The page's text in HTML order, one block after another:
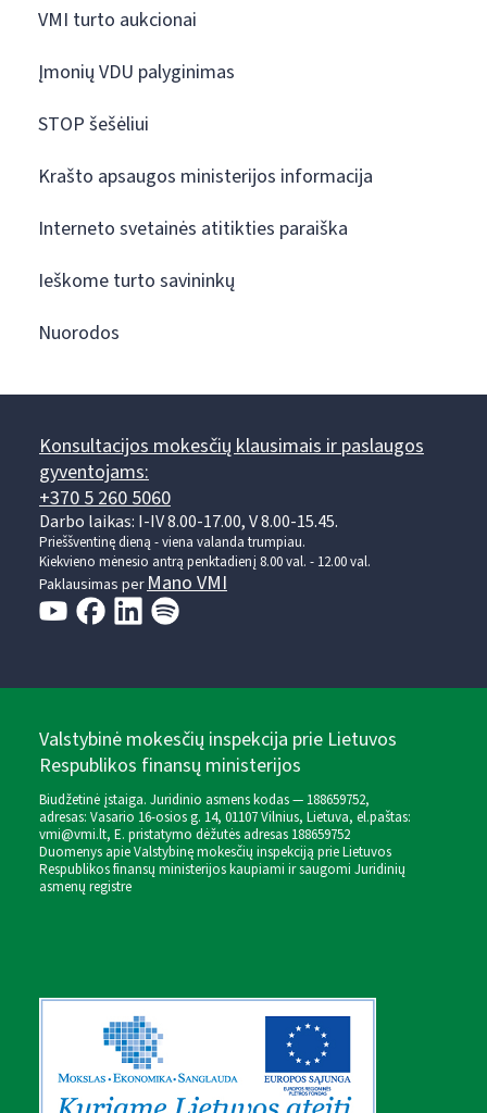
VMI turto aukcionai
Įmonių VDU palyginimas
STOP šešėliui
Krašto apsaugos ministerijos informacija
Interneto svetainės atitikties paraiška
Ieškome turto savininkų
Nuorodos
Konsultacijos mokesčių klausimais ir paslaugos
gyventojams:
+370 5 260 5060
Darbo laikas: I-IV 8.00-17.00, V 8.00-15.45.
Prieššventinę dieną - viena valanda trumpiau.
Kiekvieno mėnesio antrą penktadienį 8.00 val. - 12.00 val.
Paklausimas perMano VMI
Valstybinė mokesčių inspekcija prie Lietuvos
Respublikos finansų ministerijos
Biudžetinė įstaiga. Juridinio asmens kodas — 188659752,
adresas: Vasario 16-osios g. 14, 01107 Vilnius, Lietuva, el.paštas:
vmi@vmi.lt, E. pristatymo dėžutės adresas 188659752
Duomenys apie Valstybinę mokesčių inspekciją prie Lietuvos
Respublikos finansų ministerijos kaupiami ir saugomi Juridinių
asmenų registre